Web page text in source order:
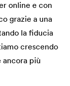
online e con
grazie a una
la fiducia
crescendo
più